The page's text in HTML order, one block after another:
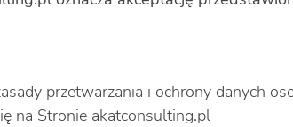
przetwarzania i ochrony danych
na Stronie akatconsulting.pl